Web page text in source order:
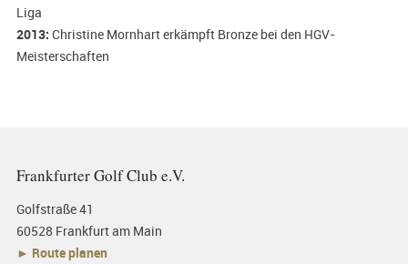
Liga
2013: Christine Mornhart erkämpft Bronze bei den HGV-
Meisterschaften
Frankfurter Golf Club e.V.
Golfstraße 41
60528 Frankfurt am Main
► Route planen